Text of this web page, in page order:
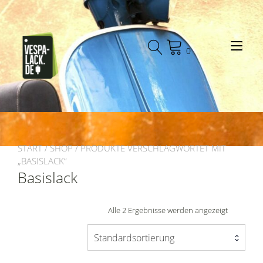
Zum
Inhalt
springen
0
START/SHOP/ PRODUKTE VERSCHLAGWORTET MIT
„BASISLACK“
Basislack
Alle 2 Ergebnisse werden angezeigt
Standardsortierung